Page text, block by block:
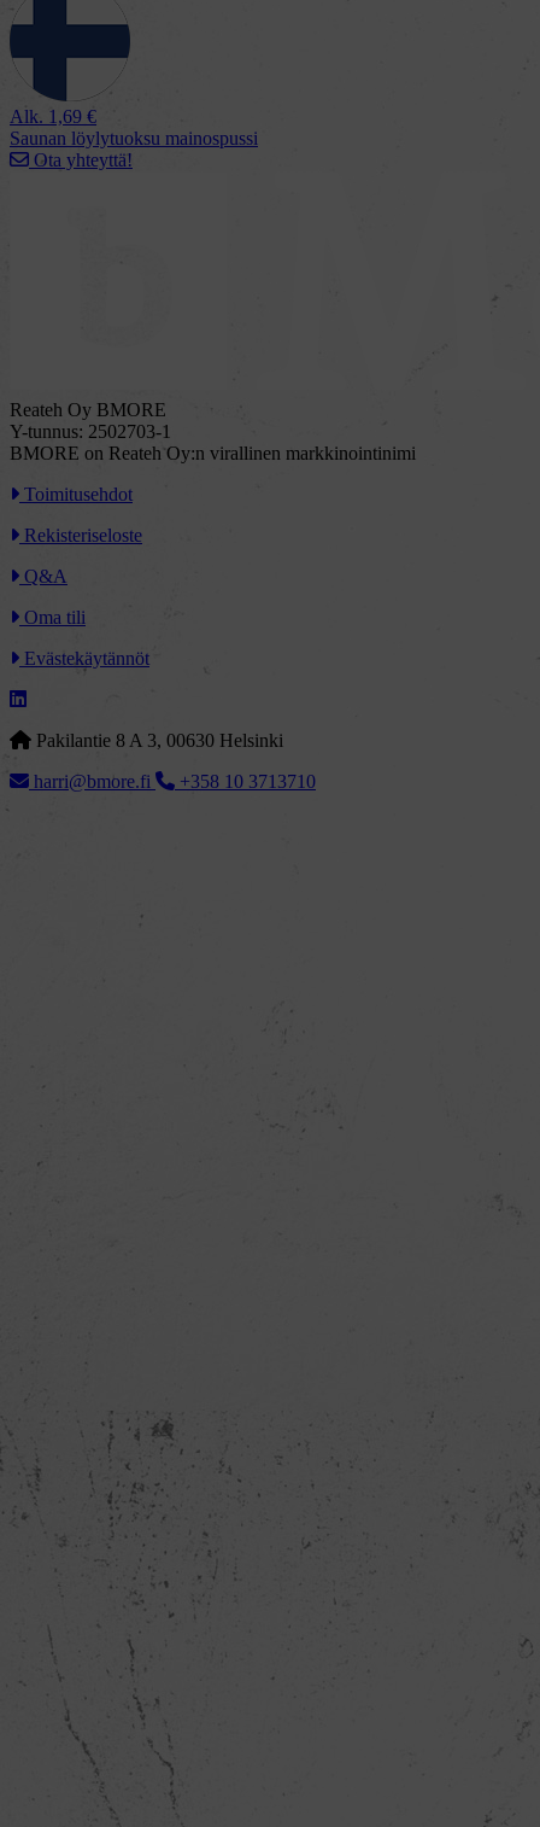
Alk. 1,69 €
Saunan löylytuoksu mainospussi
Ota yhteyttä!
Reateh Oy BMORE
Y-tunnus: 2502703-1
BMORE on Reateh Oy:n virallinen markkinointinimi
Toimitusehdot
Rekisteriseloste
Q&A
Oma tili
Evästekäytännöt
Pakilantie 8 A 3, 00630 Helsinki
harri@bmore.fi
+358 10 3713710